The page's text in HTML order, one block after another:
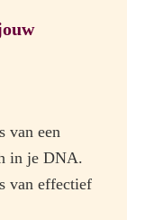
van een
in je DNA.
van effectief